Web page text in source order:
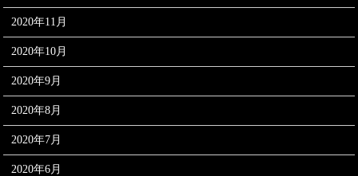
2020年11月
2020年10月
2020年9月
2020年8月
2020年7月
2020年6月